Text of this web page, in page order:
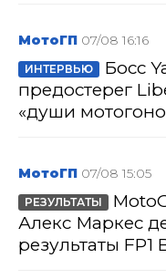
МотоГП 07/08 16:16
ИНТЕРВЬЮ
Босс
предостерег
«души
МотоГП 07/08 15:05
РЕЗУЛЬТАТЫ
Алекс Маркес
результаты FP1